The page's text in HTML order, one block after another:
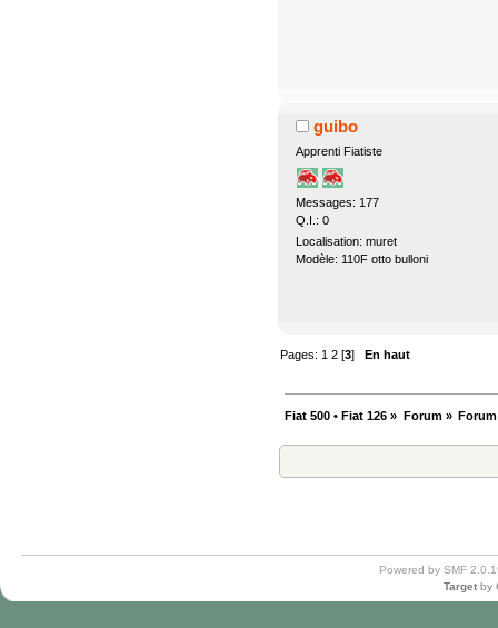
guibo
Apprenti Fiatiste
Messages: 177
Q.I.: 0
Localisation: muret
Modèle: 110F otto bulloni
Pages: 1 2 [3]En haut
Fiat 500 • Fiat 126 » Forum»
Powered by SMF
Target by